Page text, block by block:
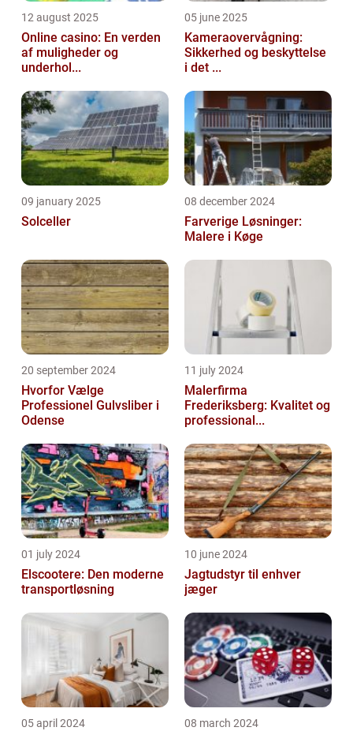
12 august 2025
Online casino: En verden
af muligheder og
underhol...
05 june 2025
Kameraovervågning:
Sikkerhed og beskyttelse
i det ...
09 january 2025
Solceller
08 december 2024
Farverige Løsninger:
Malere i Køge
20 september 2024
Hvorfor Vælge
Professionel Gulvsliber i
Odense
11 july 2024
Malerfirma
Frederiksberg: Kvalitet og
professional...
01 july 2024
Elscootere: Den moderne
transportløsning
10 june 2024
Jagtudstyr til enhver
jæger
05 april 2024 08 march 2024